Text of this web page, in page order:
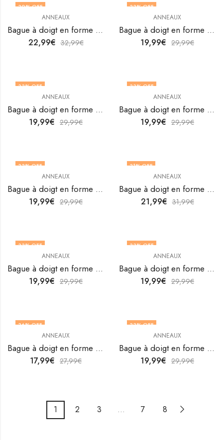
30% OFF
ANNEAUX
Bague à doigt en forme de cœur en acier inoxydable plaqué or 18 carats de V&F Jewelers
22,99€ 32,99€
33% OFF
ANNEAUX
Bague à doigt en forme de cœur en acier inoxydable plaqué or 18K de V&F Jewellers
19,99€ 29,99€
33% OFF
OUT OF STOCK
ANNEAUX
Bague à doigt en forme de cœur en acier inoxydable plaqué or 18K de V&F Jewellers
19,99€ 29,99€
33% OFF
OUT OF STOCK
ANNEAUX
Bague à doigt en forme de cœur en acier inoxydable plaqué or 18K de V&F Jewellers
19,99€ 29,99€
33% OFF
OUT OF STOCK
ANNEAUX
Bague à doigt en forme de cœur en acier inoxydable plaqué or 18K de V&F Jewellers
19,99€ 29,99€
31% OFF
ANNEAUX
Bague à doigt en forme de cœur en acier inoxydable plaqué or 18K de V&F Jewellers
21,99€ 31,99€
33% OFF
ANNEAUX
Bague à doigt en forme de cœur en acier inoxydable plaqué or 18K de V&F Jewellers
19,99€ 29,99€
33% OFF
ANNEAUX
Bague à doigt en forme de cœur en acier inoxydable plaqué or 18K de V&F Jewellers
19,99€ 29,99€
36% OFF
ANNEAUX
Bague à doigt en forme de cœur en acier inoxydable plaqué or 18K de V&F Jewellers
17,99€ 27,99€
33% OFF
ANNEAUX
Bague à doigt en forme de cœur en acier inoxydable plaqué or 18K de V&F Jewellers
19,99€ 29,99€
1 2 3 … 7 8